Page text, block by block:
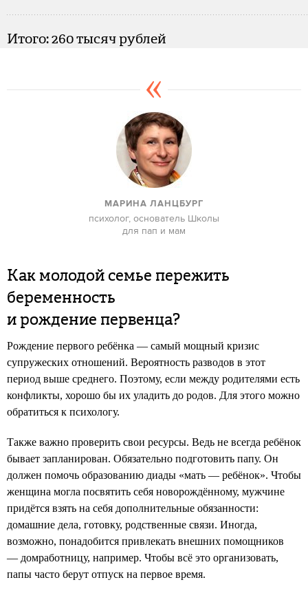
Итого: 260 тысяч рублей
МАРИНА ЛАНЦБУРГ
психолог, основатель Школы
для пап и мам
Как молодой семье пережить
беременность
и рождение первенца?
Рождение первого ребёнка — самый мощный кризис
супружеских отношений. Вероятность разводов в этот
период выше среднего. Поэтому, если между родителями есть
конфликты, хорошо бы их уладить до родов. Для этого можно
обратиться к психологу.
Также важно проверить свои ресурсы. Ведь не всегда ребёнок
бывает запланирован. Обязательно подготовить папу. Он
должен помочь образованию диады «мать — ребёнок». Чтобы
женщина могла посвятить себя новорождённому, мужчине
придётся взять на себя дополнительные обязанности:
домашние дела, готовку, родственные связи. Иногда,
возможно, понадобится привлекать внешних помощников
— домработницу, например. Чтобы всё это организовать,
папы часто берут отпуск на первое время.